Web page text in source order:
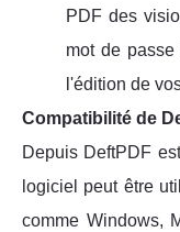
PDF des
mot de
l'édition de
Compatibilité de
Depuis DeftPDF
logiciel peut être
comme Windows,